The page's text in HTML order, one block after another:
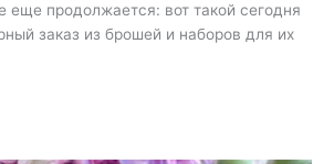
еще продолжается: вот такой сегодня
заказ из брошей и наборов для их